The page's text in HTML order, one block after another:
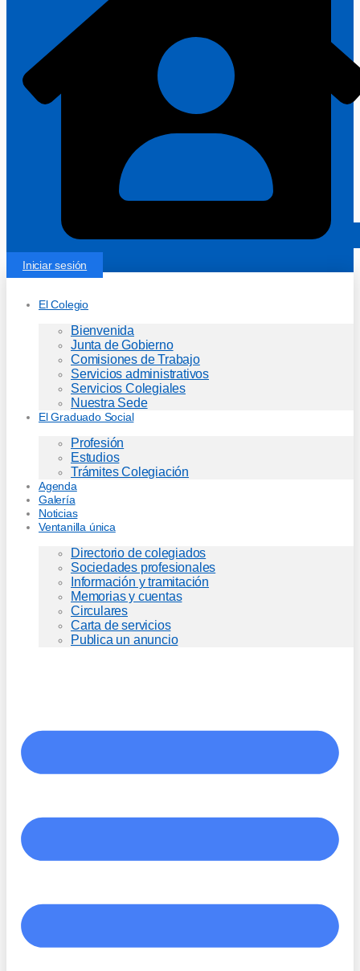
Iniciar sesión
El Colegio
Bienvenida
Junta de Gobierno
Comisiones de Trabajo
Servicios administrativos
Servicios Colegiales
Nuestra Sede
El Graduado Social
Profesión
Estudios
Trámites Colegiación
Agenda
Galería
Noticias
Ventanilla única
Directorio de colegiados
Sociedades profesionales
Información y tramitación
Memorias y cuentas
Circulares
Carta de servicios
Publica un anuncio